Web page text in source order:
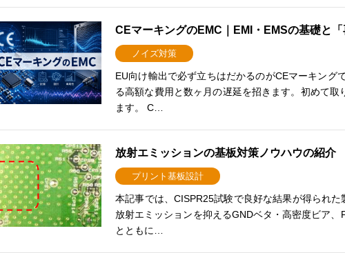
CEマーキングのEMC｜EMI・EMSの基礎と
ノイズ対策
EU向け輸出で必ず立ちはだかるのがCEマーキング
る高額な費用と数ヶ月の遅延を招きます。初めて
ます。 C…
放射エミッションの基板対策ノウハウの紹介
プリント基板設計
本記事では、CISPR25試験で良好な結果が得られ
放射エミッションを抑えるGNDベタ・高密度ビア
とともに…